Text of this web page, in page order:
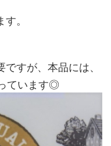
。
すが、本品には、
ています◎